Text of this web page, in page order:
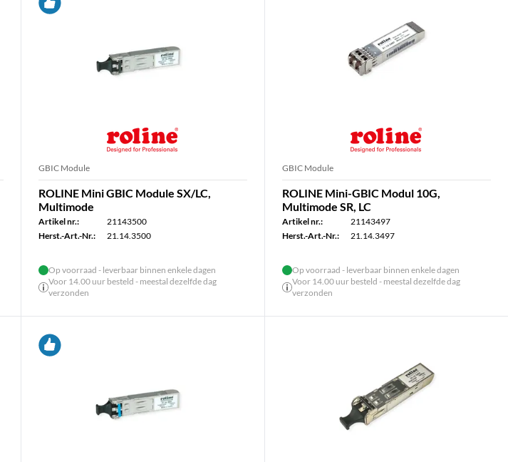
GBIC Module
ROLINE Mini GBIC Module SX/LC,
Multimode
Artikel nr.:
21143500
Herst.-Art.-Nr.:
21.14.3500
Op voorraad - leverbaar binnen enkele dagen
Voor 14.00 uur besteld - meestal dezelfde dag
verzonden
GBIC Module
ROLINE Mini-GBIC Modul 10G,
Multimode SR, LC
Artikel nr.:
21143497
Herst.-Art.-Nr.:
21.14.3497
Op voorraad - leverbaar binnen enkele dagen
Voor 14.00 uur besteld - meestal dezelfde dag
verzonden